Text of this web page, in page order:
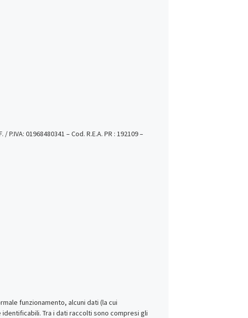
01968480341 – Cod. R.E.A. PR : 192109 –
funzionamento, alcuni dati (la cui
Tra i dati raccolti sono compresi gli